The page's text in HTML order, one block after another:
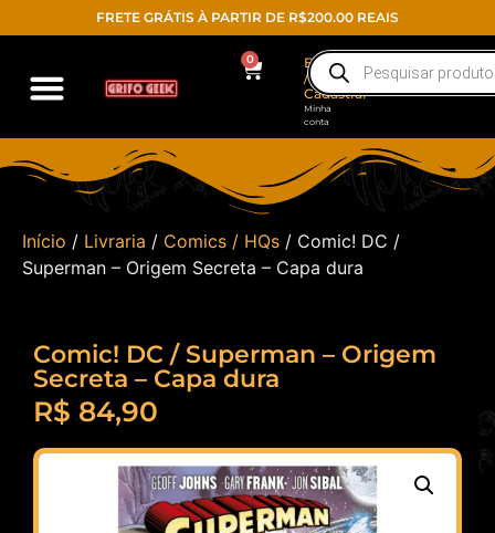
FRETE GRÁTIS À PARTIR DE R$200.00 REAIS
0
Entrar
/
Cadastrar
Minha
conta
Início / Livraria / Comics / HQs / Comic! DC /
Superman – Origem Secreta – Capa dura
Comic! DC / Superman – Origem
Secreta – Capa dura
R$ 84,90